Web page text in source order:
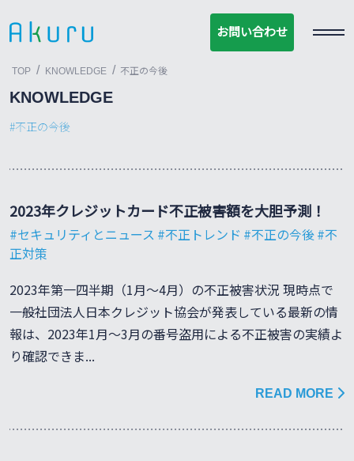
お問い合わせ
お問い合わせ
TOP / KNOWLEDGE / 不正の今後
KNOWLEDGE
不正の今後
2023年クレジットカード不正被害額を大胆予測！
セキュリティとニュース 不正トレンド 不正の今後 不
正対策
2023年第一四半期（1月〜4月）の不正被害状況 現時点で
一般社団法人日本クレジット協会が発表している最新の情
報は、2023年1月〜3月の番号盗用による不正被害の実績よ
り確認できま...
READ MORE